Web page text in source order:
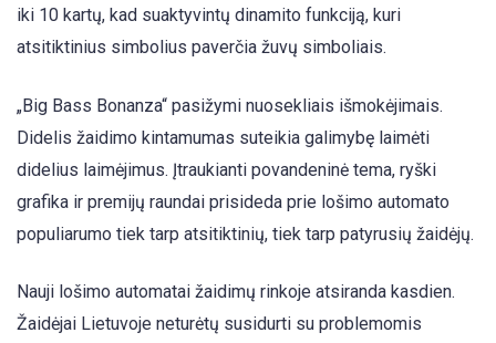
iki 10 kartų, kad suaktyvintų dinamito funkciją, kuri
atsitiktinius simbolius paverčia žuvų simboliais.
„Big Bass Bonanza“ pasižymi nuosekliais išmokėjimais.
Didelis žaidimo kintamumas suteikia galimybę laimėti
didelius laimėjimus. Įtraukianti povandeninė tema, ryški
grafika ir premijų raundai prisideda prie lošimo automato
populiarumo tiek tarp atsitiktinių, tiek tarp patyrusių žaidėjų.
Nauji lošimo automatai žaidimų rinkoje atsiranda kasdien.
Žaidėjai Lietuvoje neturėtų susidurti su problemomis